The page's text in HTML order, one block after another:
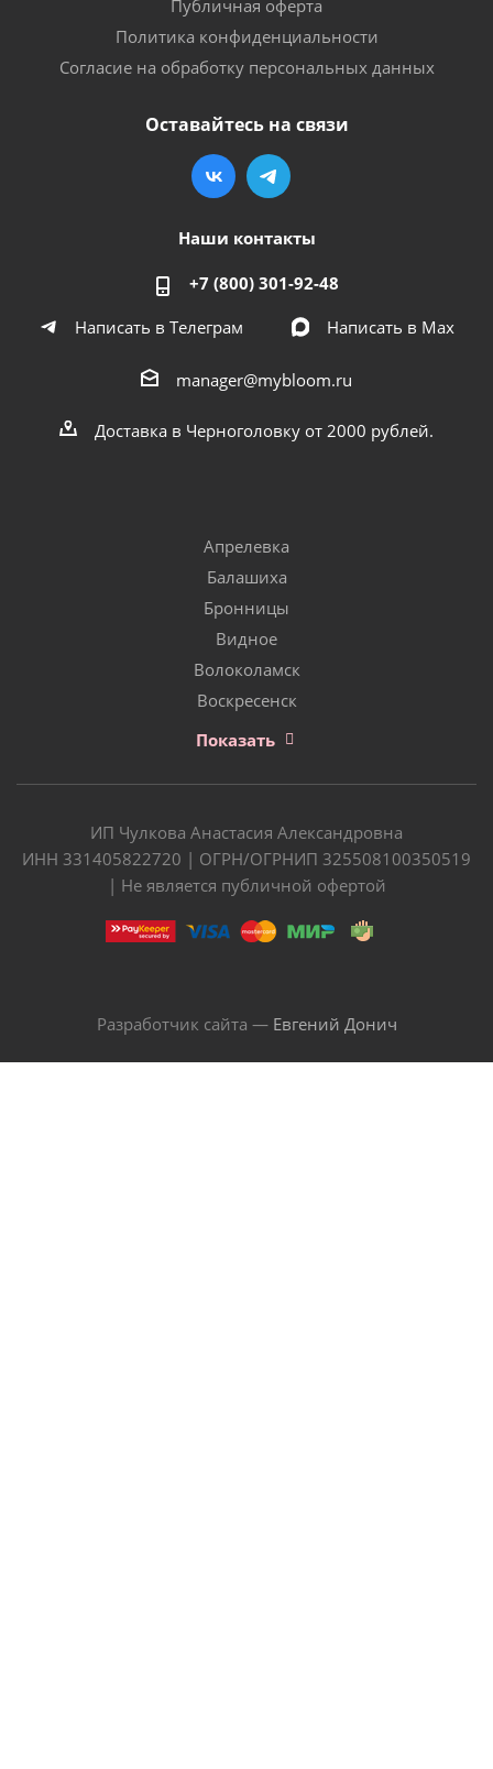
Публичная оферта
Политика конфиденциальности
Согласие на обработку персональных данных
Оставайтесь на связи
Наши контакты
+7 (800) 301-92-48
Написать в Телеграм
Написать в Мах
manager@mybloom.ru
Доставка в Черноголовку от 2000 рублей.
Апрелевка
Балашиха
Бронницы
Видное
Волоколамск
Воскресенск
Показать
ИП Чулкова Анастасия Александровна
ИНН 331405822720 | ОГРН/ОГРНИП 325508100350519
| Не является публичной офертой
Разработчик сайта — Евгений Донич